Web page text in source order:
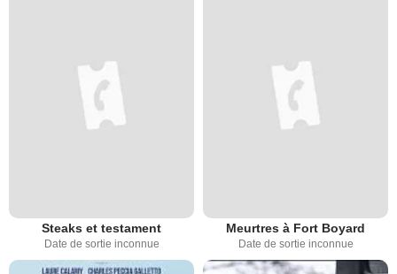
Steaks et testament
Date de sortie inconnue
Meurtres à Fort Boyard
Date de sortie inconnue